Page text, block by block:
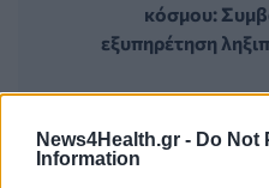
News4Health.gr - Do Not
Information
κόσμου:
εξυπηρέτηση
14